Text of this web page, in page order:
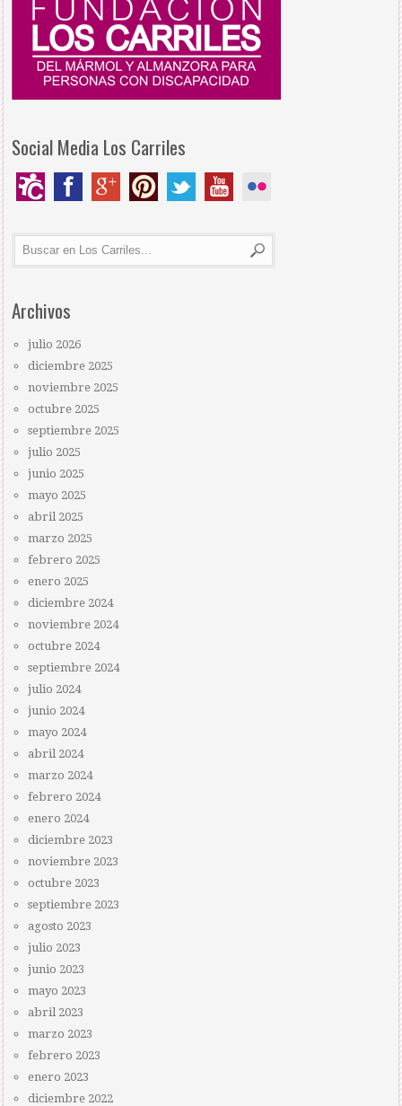
Social Media Los Carriles
Archivos
julio 2026
diciembre 2025
noviembre 2025
octubre 2025
septiembre 2025
julio 2025
junio 2025
mayo 2025
abril 2025
marzo 2025
febrero 2025
enero 2025
diciembre 2024
noviembre 2024
octubre 2024
septiembre 2024
julio 2024
junio 2024
mayo 2024
abril 2024
marzo 2024
febrero 2024
enero 2024
diciembre 2023
noviembre 2023
octubre 2023
septiembre 2023
agosto 2023
julio 2023
junio 2023
mayo 2023
abril 2023
marzo 2023
febrero 2023
enero 2023
diciembre 2022